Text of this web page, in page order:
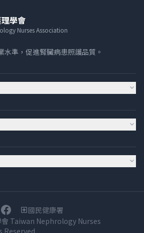
學會
Nurses Association
水準，促進腎臟病患照護品質。
expand_more
expand_more
expand_more
local_hospital國民健康署
Taiwan Nephrology Nurses
Reserved.